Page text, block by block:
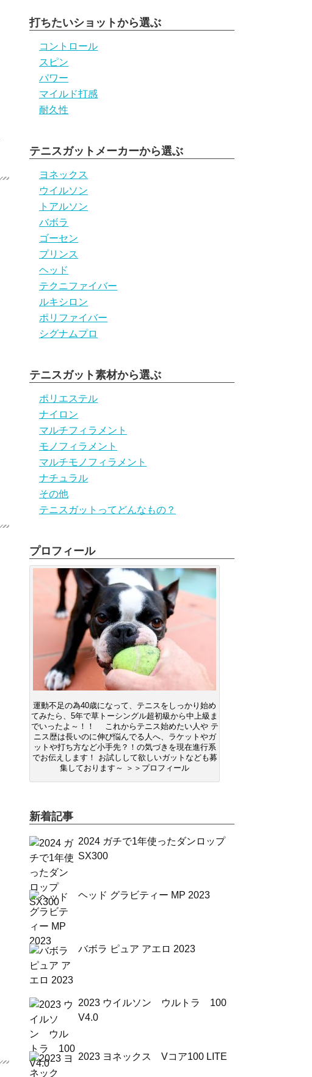
打ちたいショットから選ぶ
コントロール
スピン
パワー
マイルド打感
耐久性
テニスガットメーカーから選ぶ
ヨネックス
ウイルソン
トアルソン
バボラ
ゴーセン
プリンス
ヘッド
テクニファイバー
ルキシロン
ポリファイバー
シグナムプロ
テニスガット素材から選ぶ
ポリエステル
ナイロン
マルチフィラメント
モノフィラメント
マルチモノフィラメント
ナチュラル
その他
テニスガットってどんなもの？
プロフィール
運動不足の為40歳になって、テニスをしっかり始め
てみたら、5年で草トーシングル超初級から中上級ま
でいったよ～！！ これからテニス始めたい人や テ
ニス歴は長いのに伸び悩んでる人へ、ラケットやガ
ットや打ち方など小手先？！の気づきを現在進行系
でお伝えします！ お試しして欲しいガットなども募
集しております～ ＞＞プロフィール
新着記事
2024 ガチで1年使ったダンロップ
SX300
ヘッド グラビティー MP 2023
バボラ ピュア アエロ 2023
2023 ウイルソン ウルトラ 100
V4.0
2023 ヨネックス Vコア100 LITE